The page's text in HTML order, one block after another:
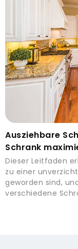
Ausziehbare
Schrank
Dieser Leitfaden
zu einer
geworden sind,
verschiedene